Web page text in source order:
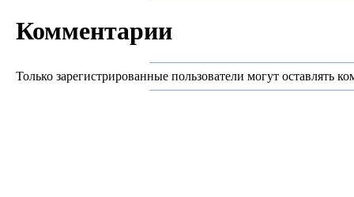
Комментарии
Только зарегистрированные пользователи могут оставлять